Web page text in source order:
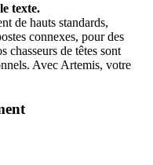
texte.
de hauts standards,
connexes, pour des
chasseurs de têtes sont
Avec Artemis, votre